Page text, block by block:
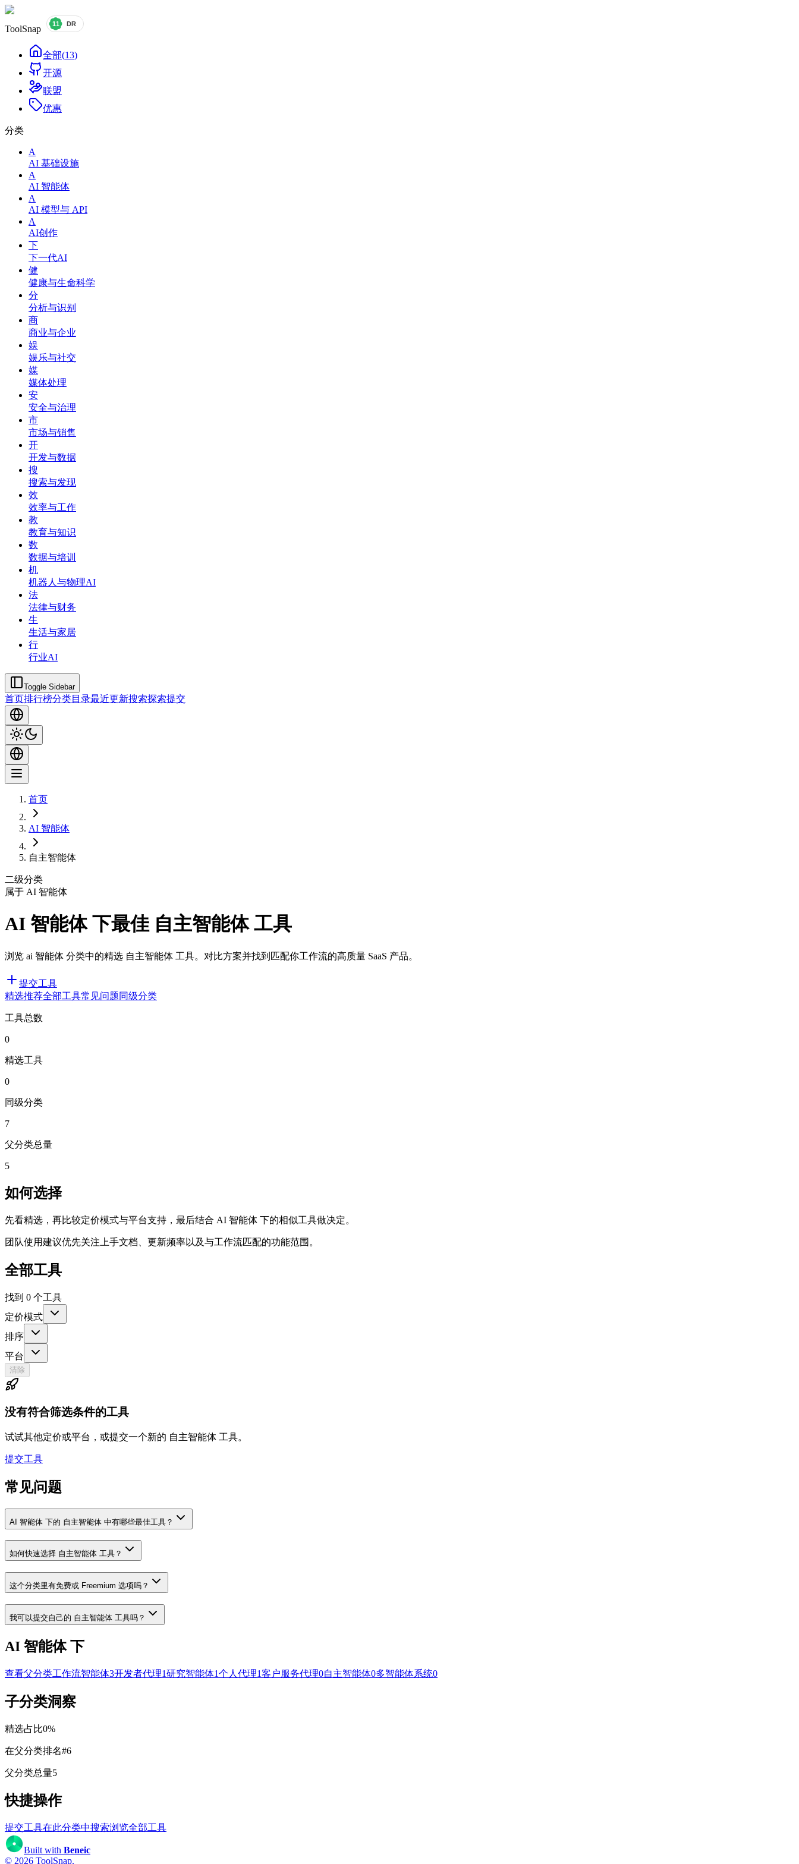
ToolSnap
全部(13)
开源
联盟
优惠
分类
A
AI 基础设施
A
AI 智能体
A
AI 模型与 API
A
AI创作
下
下一代AI
健
健康与生命科学
分
分析与识别
商
商业与企业
娱
娱乐与社交
媒
媒体处理
安
安全与治理
市
市场与销售
开
开发与数据
搜
搜索与发现
效
效率与工作
教
教育与知识
数
数据与培训
机
机器人与物理AI
法
法律与财务
生
生活与家居
行
行业AI
Toggle Sidebar
首页排行榜分类目录最近更新搜索探索提交
首页
AI 智能体
自主智能体
二级分类
属于 AI 智能体
AI 智能体 下最佳 自主智能体 工具
浏览 ai 智能体 分类中的精选 自主智能体 工具。对比方案并找到匹配你工作流的高质量 SaaS 产品。
提交工具
精选推荐全部工具常见问题同级分类
工具总数
0
精选工具
0
同级分类
7
父分类总量
5
如何选择
先看精选，再比较定价模式与平台支持，最后结合 AI 智能体 下的相似工具做决定。
团队使用建议优先关注上手文档、更新频率以及与工作流匹配的功能范围。
全部工具
找到 0 个工具
定价模式
排序
平台
清除
没有符合筛选条件的工具
试试其他定价或平台，或提交一个新的 自主智能体 工具。
提交工具
常见问题
AI 智能体 下的 自主智能体 中有哪些最佳工具？
如何快速选择 自主智能体 工具？
这个分类里有免费或 Freemium 选项吗？
我可以提交自己的 自主智能体 工具吗？
AI 智能体 下
查看父分类工作流智能体3开发者代理1研究智能体1个人代理1客户服务代理0自主智能体0多智能体系统0
子分类洞察
精选占比0%
在父分类排名#6
父分类总量5
快捷操作
提交工具在此分类中搜索浏览全部工具
Built with Beneic
© 2026 ToolSnap.